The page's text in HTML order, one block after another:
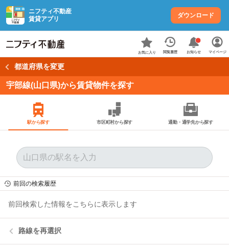
ニフティ不動産
賃貸アプリ
ダウンロード
お気に入り 閲覧履歴 お知らせ マイページ
都道府県を変更
宇部線(山口県)から賃貸物件を探す
駅から探す 市区町村から探す 通勤・通学先から探す
前回の検索履歴
前回検索した情報をこちらに表示します
路線を再選択